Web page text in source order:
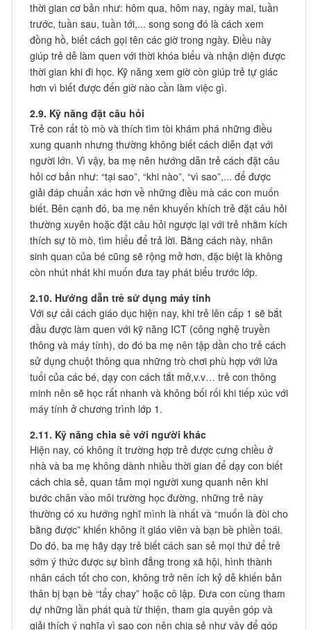
thời gian cơ bản như: hôm qua, hôm nay, ngày mai, tuần
trước, tuần sau, tuần tới,... song song đó là cách xem
đồng hồ, biết cách gọi tên các giờ trong ngày. Điều này
giúp trẻ dễ làm quen với thời khóa biểu và nhận diện được
thời gian khi đi học. Kỹ năng xem giờ còn giúp trẻ tự giác
hơn vì biết được đến giờ nào cần làm việc gì.
2.9. Kỹ năng đặt câu hỏi
Trẻ con rất tò mò và thích tìm tòi khám phá những điều
xung quanh nhưng thường không biết cách diễn đạt với
người lớn. Vì vậy, ba mẹ nên hướng dẫn trẻ cách đặt câu
hỏi cơ bản như: “tại sao”, “khi nào”, “vì sao”,... để được
giải đáp chuẩn xác hơn về những điều mà các con muốn
biết. Bên cạnh đó, ba mẹ nên khuyến khích trẻ đặt câu hỏi
thường xuyên hoặc đặt câu hỏi ngược lại với trẻ nhằm kích
thích sự tò mò, tìm hiểu để trả lời. Bằng cách này, nhân
sinh quan của bé cũng sẽ rộng mở hơn, đặc biệt là không
còn nhút nhát khi muốn đưa tay phát biểu trước lớp.
2.10. Hướng dẫn trẻ sử dụng máy tính
Với sự cải cách giáo dục hiện nay, khi trẻ lên cấp 1 sẽ bắt
đầu được làm quen với kỹ năng ICT (công nghệ truyền
thông và máy tính), do đó ba mẹ nên tập dần cho trẻ cách
sử dụng chuột thông qua những trò chơi phù hợp với lứa
tuổi của các bé, dạy con cách tắt mở,v.v… trẻ con thông
minh nên sẽ học rất nhanh và không bối rối khi tiếp xúc với
máy tính ở chương trình lớp 1.
2.11. Kỹ năng chia sẻ với người khác
Hiện nay, có không ít trường hợp trẻ được cưng chiều ở
nhà và ba mẹ không dành nhiều thời gian để dạy con biết
cách chia sẻ, quan tâm mọi người xung quanh nên khi
bước chân vào môi trường học đường, những trẻ này
thường có xu hướng nghĩ mình là nhất và “muốn là đòi cho
bằng được” khiến không ít giáo viên và bạn bè phiền toái.
Do đó, ba mẹ hãy dạy trẻ biết cách san sẻ mọi thứ để trẻ
sớm ý thức được sự bình đẳng trong xã hội, hình thành
nhân cách tốt cho con, không trở nên ích kỷ dễ khiến bản
thân bị bạn bè “tẩy chay” hoặc cô lập. Đưa con cùng tham
dự những lần phát quà từ thiện, tham gia quyên góp và
giải thích ý nghĩa vì sao con nên chia sẻ như vậy để góp